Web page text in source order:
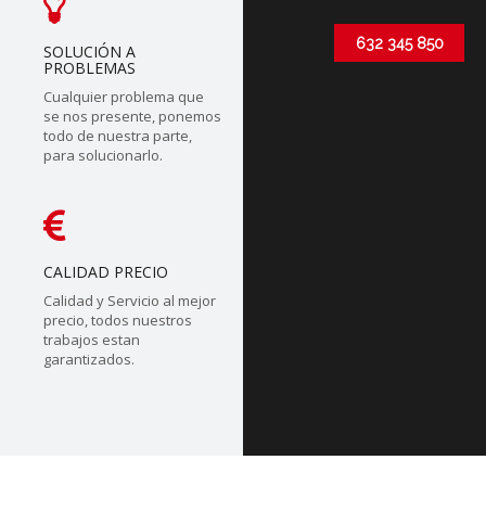
SOLUCIÓN A
PROBLEMAS
Cualquier problema que
se nos presente, ponemos
todo de nuestra parte,
para solucionarlo.
CALIDAD PRECIO
Calidad y Servicio al mejor
precio, todos nuestros
trabajos estan
garantizados.
632 345 850